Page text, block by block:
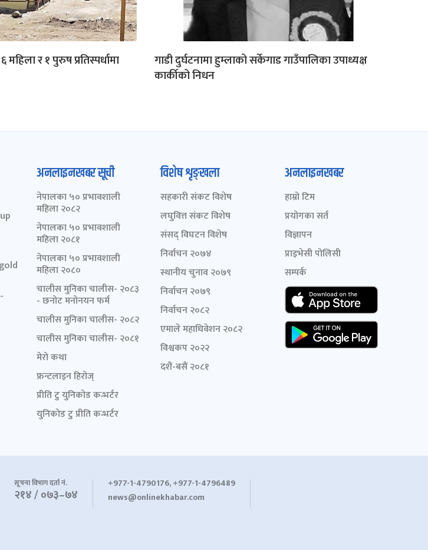
महिला र १ पुरुष प्रतिस्पर्धामा
गाडी दुर्घटनामा हुम्लाको सर्केगाड गाउँपालिका उपाध्यक्ष
कार्कीको निधन
अनलाइनखबर सूची
नेपालका ५० प्रभावशाली
महिला २०८२
नेपालका ५० प्रभावशाली
महिला २०८१
नेपालका ५० प्रभावशाली
महिला २०८०
चालीस मुनिका चालीस- २०८३
- छनोट मनोनयन फर्म
चालीस मुनिका चालीस- २०८२
चालीस मुनिका चालीस- २०८१
मेरो कथा
फ्रन्टलाइन हिरोज्
प्रीति टु युनिकोड कन्भर्टर
युनिकोड टु प्रीति कन्भर्टर
विशेष शृङ्खला
सहकारी संकट विशेष
लघुवित्त संकट विशेष
संसद् विघटन विशेष
निर्वाचन २०७४
स्थानीय चुनाव २०७९
निर्वाचन २०७९
निर्वाचन २०८२
एमाले महाधिवेशन २०८२
विश्वकप २०२२
दशैं-बसैं २०८१
अनलाइनखबर
हाम्रो टिम
प्रयोगका सर्त
विज्ञापन
प्राइभेसी पोलिसी
सम्पर्क
सूचना विभाग दर्ता नं.
२१४ / ०७३–७४
+977-1-4790176, +977-1-4796489
news@onlinekhabar.com